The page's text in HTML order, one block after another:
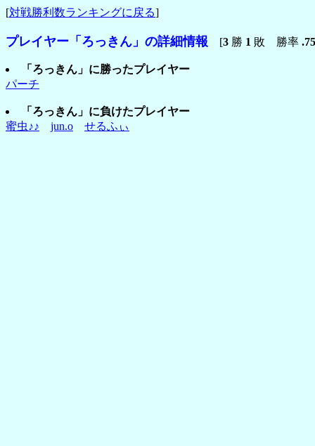
[対戦勝利数ランキングに戻る]
プレイヤー「ろっきん」の詳細情報 [3 勝 1 敗 勝率
「ろっきん」に勝ったプレイヤー
パーチ
「ろっきん」に負けたプレイヤー
蜜虫♪♪
jun.o せるふぃ